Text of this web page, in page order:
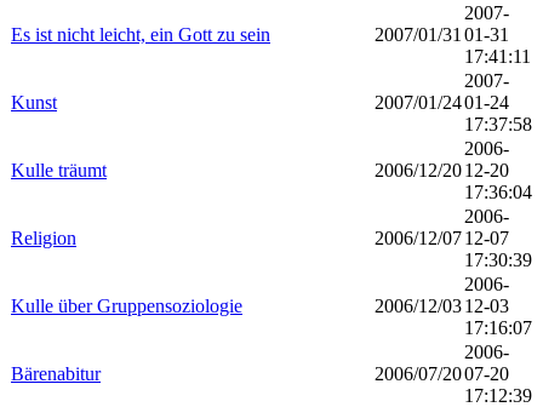
Es ist nicht leicht, ein Gott zu sein 2007/01/31
2007-
01-31
17:41:11
Kunst 2007/01/24
2007-
01-24
17:37:58
Kulle träumt 2006/12/20
2006-
12-20
17:36:04
Religion 2006/12/07
2006-
12-07
17:30:39
Kulle über Gruppensoziologie 2006/12/03
2006-
12-03
17:16:07
Bärenabitur 2006/07/20
2006-
07-20
17:12:39